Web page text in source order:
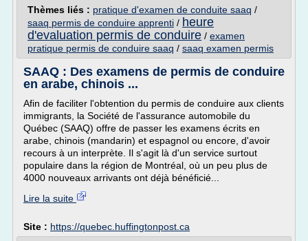
Thèmes liés : pratique d'examen de conduite saaq /
saaq permis de conduire apprenti / heure
d'evaluation permis de conduire / examen
pratique permis de conduire saaq / saaq examen permis
SAAQ : Des examens de permis de conduire
en arabe, chinois ...
Afin de faciliter l'obtention du permis de conduire aux clients
immigrants, la Société de l'assurance automobile du
Québec (SAAQ) offre de passer les examens écrits en
arabe, chinois (mandarin) et espagnol ou encore, d'avoir
recours à un interprète. Il s'agit là d'un service surtout
populaire dans la région de Montréal, où un peu plus de
4000 nouveaux arrivants ont déjà bénéficié...
Lire la suite
Site : https://quebec.huffingtonpost.ca